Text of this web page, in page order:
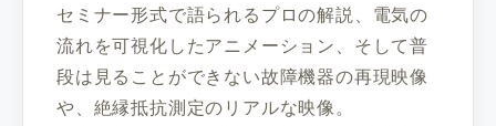
セミナー形式で語られるプロの解説、電気の
流れを可視化したアニメーション、そして普
段は見ることができない故障機器の再現映像
や、絶縁抵抗測定のリアルな映像。